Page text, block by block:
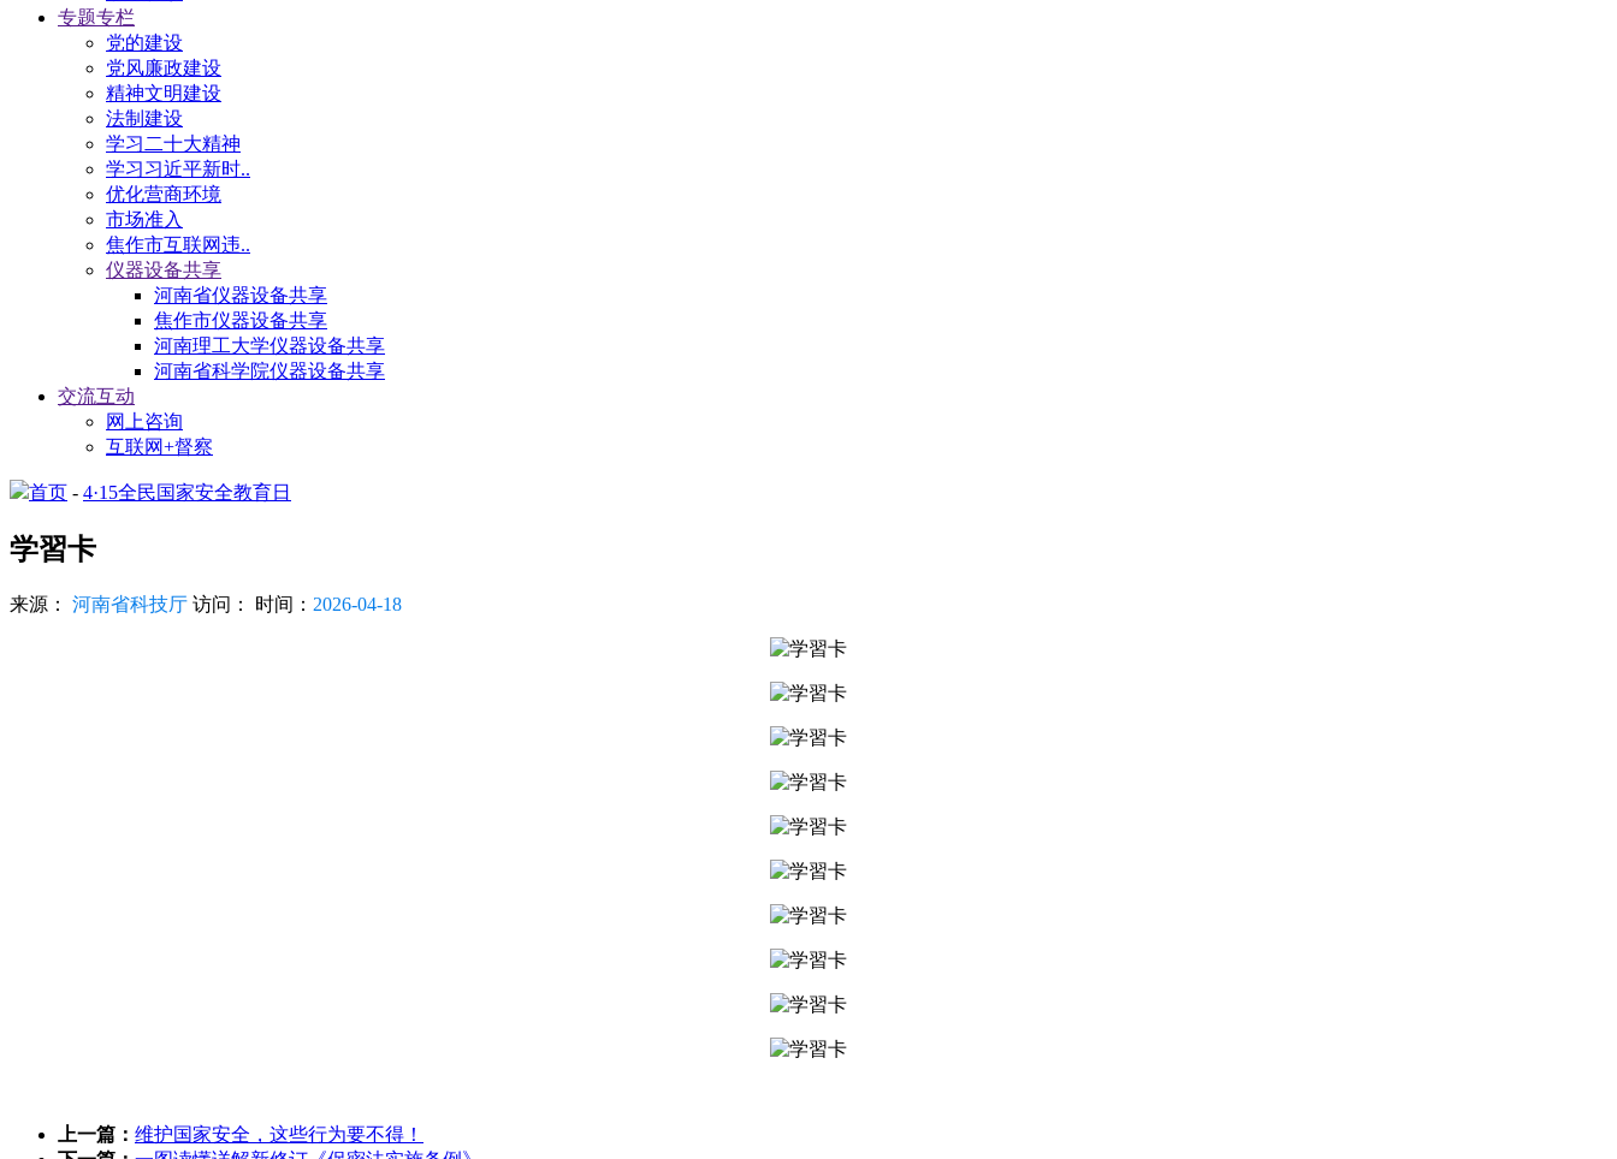
专题专栏
党的建设
党风廉政建设
精神文明建设
法制建设
学习二十大精神
学习习近平新时..
优化营商环境
市场准入
焦作市互联网违..
仪器设备共享
河南省仪器设备共享
焦作市仪器设备共享
河南理工大学仪器设备共享
河南省科学院仪器设备共享
交流互动
网上咨询
互联网+督察
首页 - 4·15全民国家安全教育日
学習卡
来源： 河南省科技厅 访问： 时间： 2026-04-18
上一篇： 维护国家安全，这些行为要不得！